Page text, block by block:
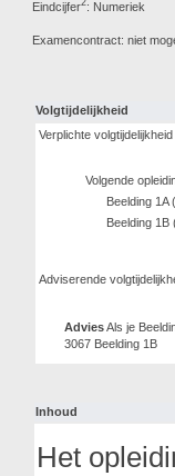
Eindcijfer2: Numeriek
Examencontract: niet
Volgtijdelijkheid
Verplichte
Volgende
Beelding 1A
Beelding 1B
Adviserende
AdviesAls je
3067 Beelding 1B
Inhoud
Het